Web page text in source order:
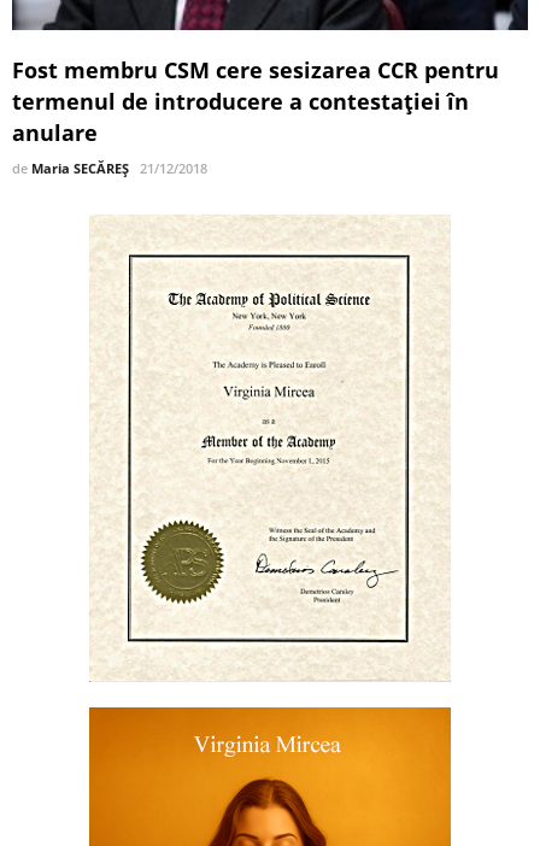
Fost membru CSM cere sesizarea CCR pentru
termenul de introducere a contestaţiei în
anulare
de Maria SECĂREȘ 21/12/2018